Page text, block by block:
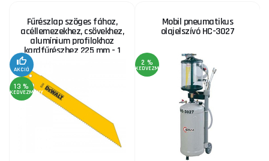
Fűrészlap szöges fához,
acéllemezekhez, csövekhez,
alumínium profilokhoz
kardfűrészhez 225 mm - 1
AKCIÓ
13 %
KEDVEZMÉNY
Mobil pneumatikus
olajelszívó HC-3027
2 %
KEDVEZMÉNY